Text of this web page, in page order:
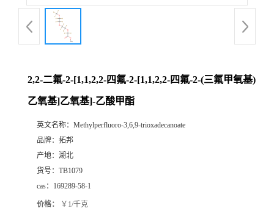
2,2-二氟-2-[1,1,2,2-四氟-2-[1,1,2,2-四氟-2-(三氟甲氧基)
乙氧基]乙氧基]-乙酸甲酯
英文名称： Methylperfluoro-3,6,9-trioxadecanoate
品牌： 拓邦
产地： 湖北
货号： TB1079
cas： 169289-58-1
价格： ￥1/千克